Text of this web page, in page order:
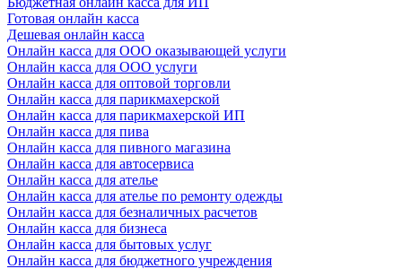
Готовая онлайн касса
Дешевая онлайн касса
Онлайн касса для ООО оказывающей услуги
Онлайн касса для ООО услуги
Онлайн касса для оптовой торговли
Онлайн касса для парикмахерской
Онлайн касса для парикмахерской ИП
Онлайн касса для пива
Онлайн касса для пивного магазина
Онлайн касса для автосервиса
Онлайн касса для ателье
Онлайн касса для ателье по ремонту одежды
Онлайн касса для безналичных расчетов
Онлайн касса для бизнеса
Онлайн касса для бытовых услуг
Онлайн касса для бюджетного учреждения